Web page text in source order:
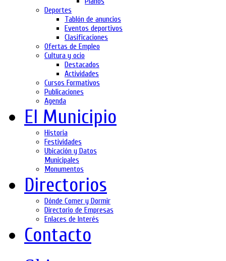
Deportes
Tablón de anuncios
Eventos deportivos
Clasificaciones
Ofertas de Empleo
Cultura y ocio
Destacados
Actividades
Cursos Formativos
Publicaciones
Agenda
El Municipio
Historia
Festividades
Ubicación y Datos
Municipales
Monumentos
Directorios
Dónde Comer y Dormir
Directorio de Empresas
Enlaces de Interés
Contacto